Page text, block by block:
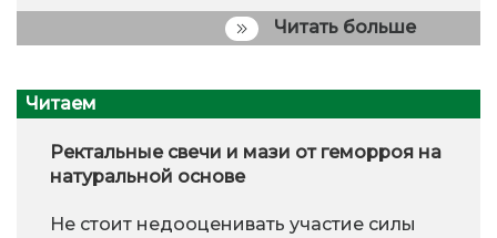
Читать больше
Читаем
Ректальные свечи и мази от геморроя на
натуральной основе
Не стоит недооценивать участие силы